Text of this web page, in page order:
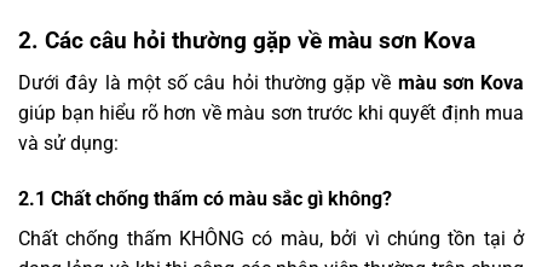
2. Các câu hỏi thường gặp về màu sơn Kova
Dưới đây là một số câu hỏi thường gặp về màu sơn Kova
giúp bạn hiểu rõ hơn về màu sơn trước khi quyết định mua
và sử dụng:
2.1 Chất chống thấm có màu sắc gì không?
Chất chống thấm KHÔNG có màu, bởi vì chúng tồn tại ở